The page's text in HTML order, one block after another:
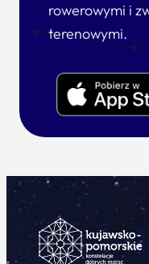
rowerowymi i
terenowymi.